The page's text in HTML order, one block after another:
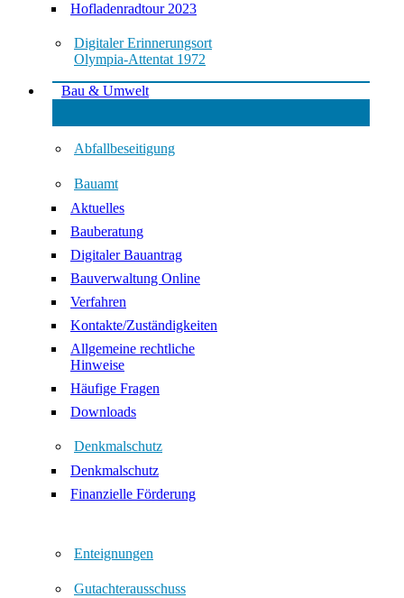
Hofladenradtour 2023
Digitaler Erinnerungsort
Olympia-Attentat 1972
Bau & Umwelt
Abfallbeseitigung
Bauamt
Aktuelles
Bauberatung
Digitaler Bauantrag
Bauverwaltung Online
Verfahren
Kontakte/Zuständigkeiten
Allgemeine rechtliche
Hinweise
Häufige Fragen
Downloads
Denkmalschutz
Denkmalschutz
Finanzielle Förderung
Enteignungen
Gutachterausschuss